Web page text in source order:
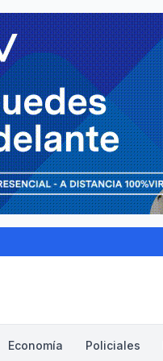
Economía Policiales